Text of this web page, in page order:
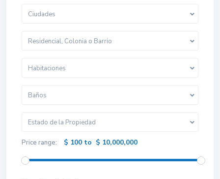
Ciudades
Residencial, Colonia o Barrio
Habitaciones
Baños
Estado de la Propiedad
Price range: $ 100 to $ 10,000,000